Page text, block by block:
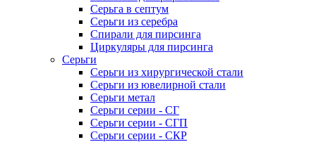
Серьга в септум
Серьги из серебра
Спирали для пирсинга
Циркуляры для пирсинга
Серьги
Серьги из хирургической стали
Серьги из ювелирной стали
Серьги метал
Серьги серии - СГ
Серьги серии - СГП
Серьги серии - СКР